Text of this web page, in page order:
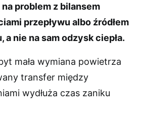
problem z bilansem
przepływu albo źródłem
a nie na sam odzysk ciepła.
mała wymiana powietrza
transfer między
wydłuża czas zaniku